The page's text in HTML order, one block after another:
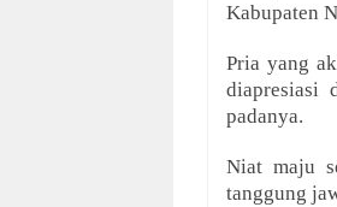
Kabupaten
Pria yang
diapresiasi
padanya.
Niat maju
tanggung